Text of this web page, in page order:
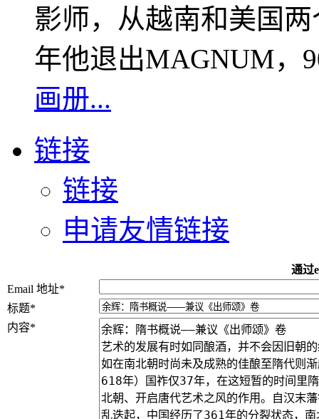
影师，从越南和美国
年他退出MAGNUM，
画册...
链接
链接
申请友情链接
通过
Email 地址*
标题*
内容*